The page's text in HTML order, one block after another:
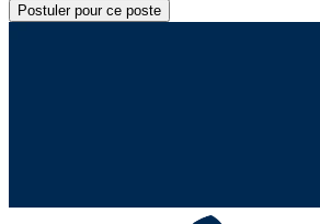
Postuler pour ce poste